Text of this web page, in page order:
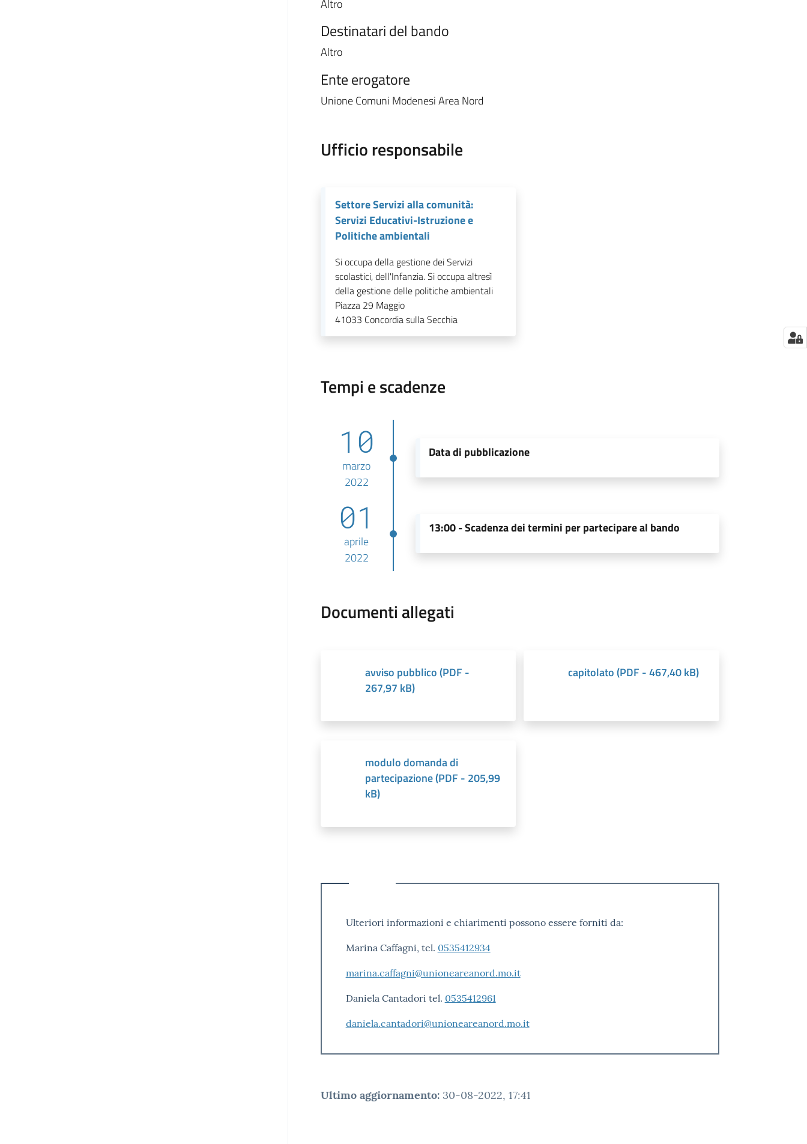
Altro
Destinatari del bando
Altro
Ente erogatore
Unione Comuni Modenesi Area Nord
Ufficio responsabile
Settore Servizi alla comunità:
Servizi Educativi-Istruzione e
Politiche ambientali
Si occupa della gestione dei Servizi
scolastici, dell'Infanzia. Si occupa altresì
della gestione delle politiche ambientali
Piazza 29 Maggio
41033 Concordia sulla Secchia
Tempi e scadenze
10
marzo
2022
Data di pubblicazione
01
aprile
2022
13:00 -Scadenza dei termini per partecipare al bando
Documenti allegati
avviso pubblico(PDF -
267,97 kB)
capitolato(PDF - 467,40 kB)
modulo domanda di
partecipazione(PDF - 205,99
kB)
Ulteriori informazioni e chiarimenti possono essere forniti da:
Marina Caffagni, tel. 0535412934
marina.caffagni@unioneareanord.mo.it
Daniela Cantadori tel. 0535412961
daniela.cantadori@unioneareanord.mo.it
Ultimo aggiornamento: 30-08-2022, 17:41